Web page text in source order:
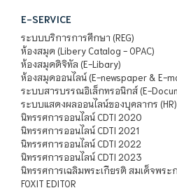
E-SERVICE
ระบบบริการการศึกษา (REG)
ห้องสมุด (Libery Catalog - OPAC)
ห้องสมุดดิจิทัล (E-Libary)
ห้องสมุดออนไลน์ (E-newspaper & E-
ระบบสารบรรณอิเล็กทรอนิกส์ (E-
ระบบแสดงผลออนไลน์ของบุคลากร (HR)
นิทรรศการออนไลน์ CDTI 2020
นิทรรศการออนไลน์ CDTI 2021
นิทรรศการออนไลน์ CDTI 2022
นิทรรศการออนไลน์ CDTI 2023
นิทรรศการเฉลิมพระเกียรติ สมเด็จพระ
FOXIT EDITOR